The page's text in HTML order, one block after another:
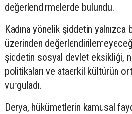
değerlendirmelerde bulundu.
Kadına yönelik şiddetin
üzerinden
şiddetin sosyal devlet eksikliği,
politikaları ve ataerkil kültürün
vurguladı.
Derya, hükümetlerin kamusal